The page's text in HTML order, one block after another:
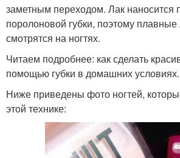
заметным переходом. Лак наносится
поролоновой губки, поэтому
смотрятся на ногтях.
Читаем подробнее: как сделать
помощью губки в домашних условиях.
Ниже приведены фото ногтей,
этой технике: